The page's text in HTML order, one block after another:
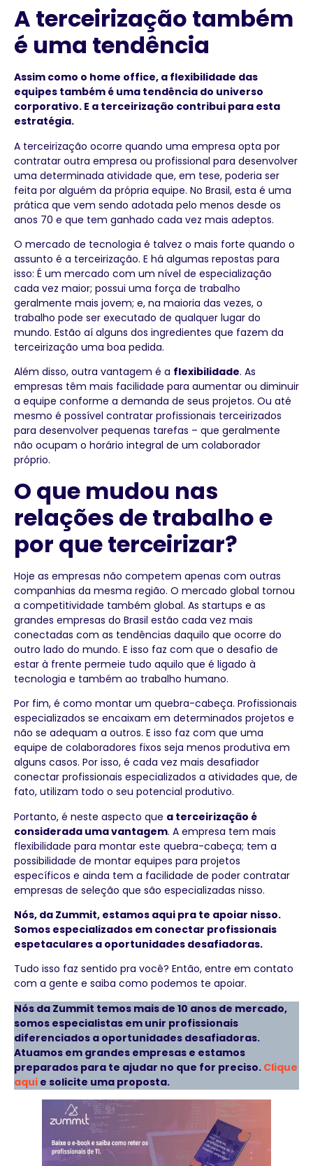
A terceirização também
é uma tendência
Assim como o home office, a flexibilidade das
equipes também é uma tendência do universo
corporativo. E a terceirização contribui para esta
estratégia.
A terceirização ocorre quando uma empresa opta por
contratar outra empresa ou profissional para desenvolver
uma determinada atividade que, em tese, poderia ser
feita por alguém da própria equipe. No Brasil, esta é uma
prática que vem sendo adotada pelo menos desde os
anos 70 e que tem ganhado cada vez mais adeptos.
O mercado de tecnologia é talvez o mais forte quando o
assunto é a terceirização. E há algumas repostas para
isso: É um mercado com um nível de especialização
cada vez maior; possui uma força de trabalho
geralmente mais jovem; e, na maioria das vezes, o
trabalho pode ser executado de qualquer lugar do
mundo. Estão aí alguns dos ingredientes que fazem da
terceirização uma boa pedida.
Além disso, outra vantagem é a flexibilidade. As
empresas têm mais facilidade para aumentar ou diminuir
a equipe conforme a demanda de seus projetos. Ou até
mesmo é possível contratar profissionais terceirizados
para desenvolver pequenas tarefas – que geralmente
não ocupam o horário integral de um colaborador
próprio.
O que mudou nas
relações de trabalho e
por que terceirizar?
Hoje as empresas não competem apenas com outras
companhias da mesma região. O mercado global tornou
a competitividade também global. As startups e as
grandes empresas do Brasil estão cada vez mais
conectadas com as tendências daquilo que ocorre do
outro lado do mundo. E isso faz com que o desafio de
estar à frente permeie tudo aquilo que é ligado à
tecnologia e também ao trabalho humano.
Por fim, é como montar um quebra-cabeça. Profissionais
especializados se encaixam em determinados projetos e
não se adequam a outros. E isso faz com que uma
equipe de colaboradores fixos seja menos produtiva em
alguns casos. Por isso, é cada vez mais desafiador
conectar profissionais especializados a atividades que, de
fato, utilizam todo o seu potencial produtivo.
Portanto, é neste aspecto que a terceirização é
considerada uma vantagem. A empresa tem mais
flexibilidade para montar este quebra-cabeça; tem a
possibilidade de montar equipes para projetos
específicos e ainda tem a facilidade de poder contratar
empresas de seleção que são especializadas nisso.
Nós, da Zummit, estamos aqui pra te apoiar nisso.
Somos especializados em conectar profissionais
espetaculares a oportunidades desafiadoras.
Tudo isso faz sentido pra você? Então, entre em contato
com a gente e saiba como podemos te apoiar.
Nós da Zummit temos mais de 10 anos de mercado,
somos especialistas em unir profissionais
diferenciados a oportunidades desafiadoras.
Atuamos em grandes empresas e estamos
preparados para te ajudar no que for preciso. Clique
aqui e solicite uma proposta.